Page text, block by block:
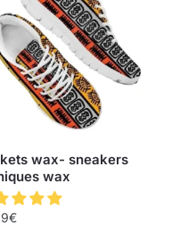
wax- sneakers
wax
€